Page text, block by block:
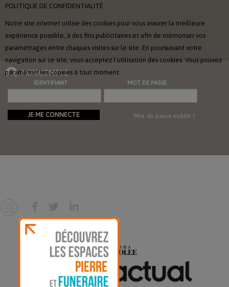
POLITIQUE DE CONFIDENTIALITÉ
Notre site internet utilise des cookies pour vous assurer la meilleure
expérience possible, à des fins publicitaires et afin de mémoriser vos
paramétrages entre chaques visites sur le site. En poursuivant votre
navigation sur ce site, vous acceptez l'utilisation des cookies. Vous pouvez
paramétrer les cookies à tout moment.
MON COMPTE
IDENTIFIANT MOT DE PASSE
JE ME CONNECTE Mot de passe oublié ?